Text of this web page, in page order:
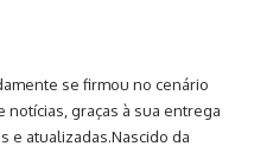
se firmou no cenário
graças à sua entrega
e atualizadas.Nascido da